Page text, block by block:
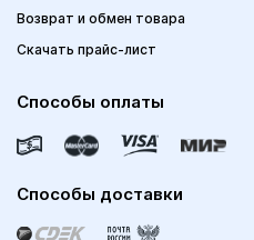
Возврат и обмен товара
Скачать прайс-лист
Способы оплаты
Способы доставки